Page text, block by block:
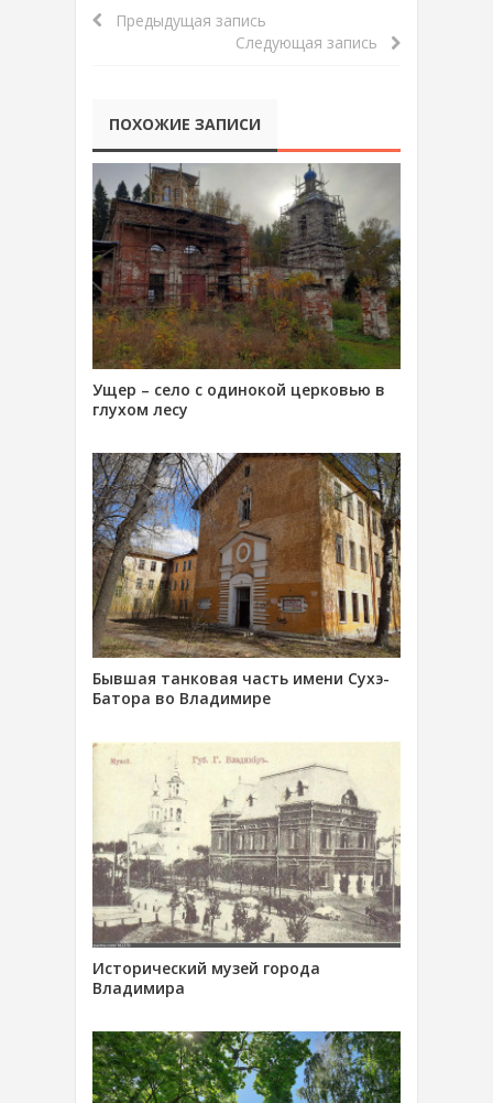
Предыдущая запись
Следующая запись
ПОХОЖИЕ ЗАПИСИ
Ущер – село с одинокой церковью в
глухом лесу
Бывшая танковая часть имени Сухэ-
Батора во Владимире
Исторический музей города
Владимира